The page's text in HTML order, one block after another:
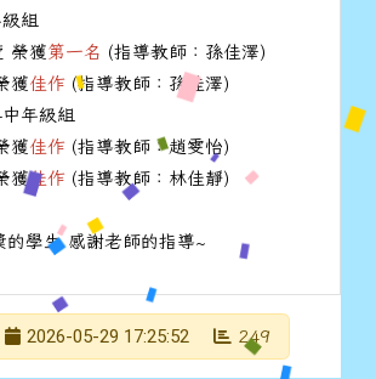
組
榮獲第一名 (指導教師：孫佳澤)
獲佳作(指導教師：孫佳澤)
年級組
獲佳作(指導教師：趙雯怡)
獲佳作(指導教師：林佳靜)
的學生 感謝老師的指導~
2026-05-29 17:25:52 249